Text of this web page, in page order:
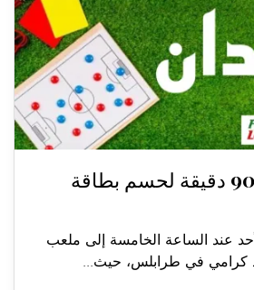
ديربي الشمال 90 دقيقة لحسم بطاقة
عند الساعة الخامسة إلى ملعب
كرامي في طرابلس، حيث...